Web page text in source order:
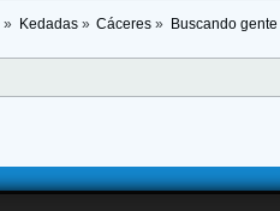
» Kedadas» Cáceres » Buscando